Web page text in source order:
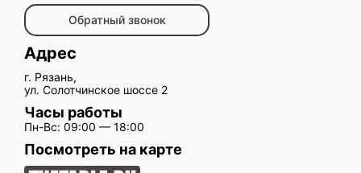
Обратный звонок
Адрес
г. Рязань,
ул. Солотчинское шоссе 2
Часы работы
Пн-Вс: 09:00 — 18:00
Посмотреть на карте